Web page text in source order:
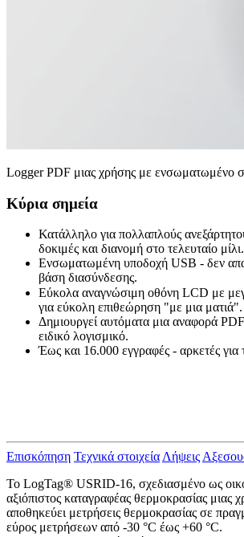
Logger PDF μιας χρήσης με ενσωματωμένο
Κύρια σημεία
Κατάλληλο για πολλαπλούς
δοκιμές και διανομή στο τελευταίο μίλι.
Ενσωματωμένη υποδοχή USB - δεν
βάση διασύνδεσης.
Εύκολα αναγνώσιμη οθόνη LCD με
για εύκολη επιθεώρηση "με μια ματιά".
Δημιουργεί αυτόματα μια αναφορά PDF
ειδικό λογισμικό.
Έως και 16.000 εγγραφές - αρκετές για
Επισκόπηση Τεχνικά στοιχεία Λήψεις
Το LogTag® USRID-16, σχεδιασμένο ως
αξιόπιστος καταγραφέας θερμοκρασίας μιας
αποθηκεύει μετρήσεις θερμοκρασίας σε
εύρος μετρήσεων από -30 °C έως +60 °C.